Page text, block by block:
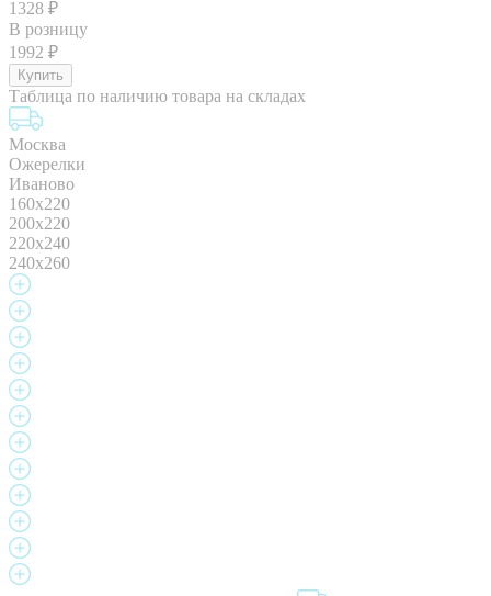
1328 ₽
В розницу
1992 ₽
Таблица по наличию товара на складах
Москва
Ожерелки
Иваново
160x220
200x220
220x240
240x260